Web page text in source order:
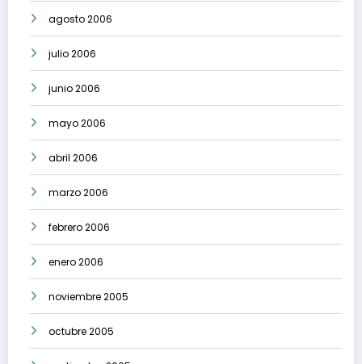
agosto 2006
julio 2006
junio 2006
mayo 2006
abril 2006
marzo 2006
febrero 2006
enero 2006
noviembre 2005
octubre 2005